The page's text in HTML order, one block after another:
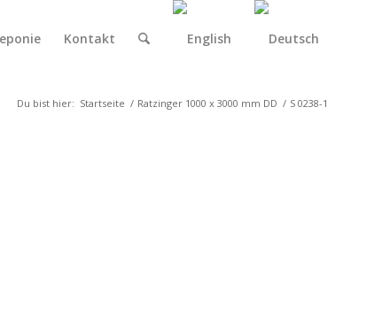
Kontakt
Du bist hier: Startseite / Ratzinger 1000 x 3000 mm DD / S 0238-1